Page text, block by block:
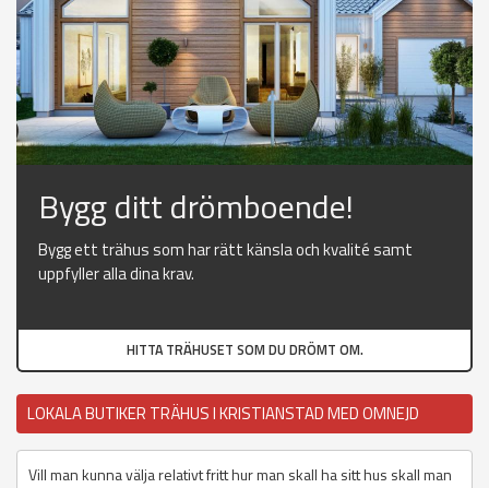
Bygg ditt drömboende!
Bygg ett trähus som har rätt känsla och kvalité samt
uppfyller alla dina krav.
HITTA TRÄHUSET SOM DU DRÖMT OM.
LOKALA BUTIKER TRÄHUS I KRISTIANSTAD MED OMNEJD
Vill man kunna välja relativt fritt hur man skall ha sitt hus skall man